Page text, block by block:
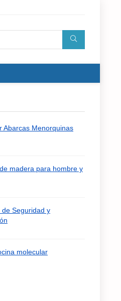
Abarcas Menorquinas
madera para hombre y
de Seguridad y
molecular